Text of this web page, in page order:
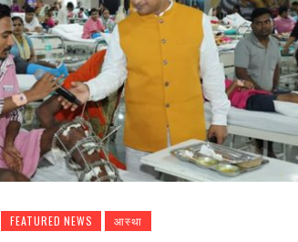
FEATURED NEWS आस्था